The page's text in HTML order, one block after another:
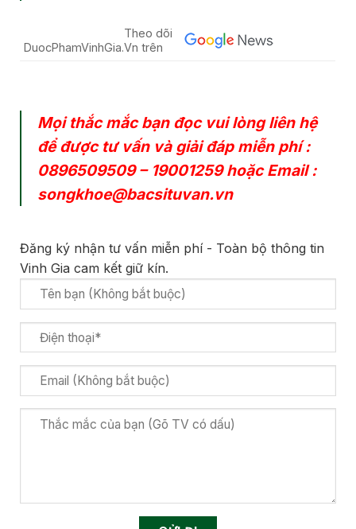
Theo dõi
DuocPhamVinhGia.Vn trên
Mọi thắc mắc bạn đọc vui lòng liên hệ
để được tư vấn và giải đáp miễn phí :
0896509509– 19001259hoặc Email :
songkhoe@bacsituvan.vn
Đăng ký nhận tư vấn miễn phí - Toàn bộ thông tin
Vinh Gia cam kết giữ kín.